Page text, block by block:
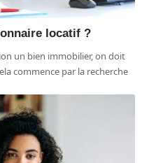
locatif ?
un bien immobilier, on doit
commence par la recherche